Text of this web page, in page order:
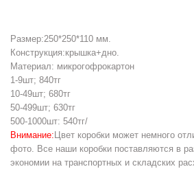
Размер:250*250*110 мм.
Конструкция:крышка+дно.
Материал: микрогофрокартон
1-9шт; 840тг
10-49шт; 680тг
50-499шт; 630тг
500-1000шт: 540тг/
Внимание: Цвет коробки может немного
фото. Все наши коробки поставляются в
экономии на транспортных и складских